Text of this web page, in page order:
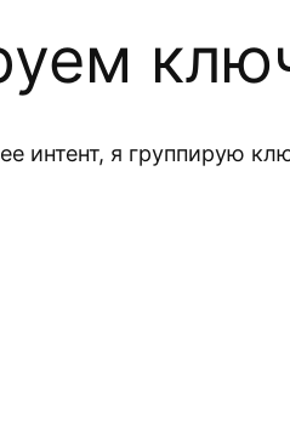
интент, я группирую